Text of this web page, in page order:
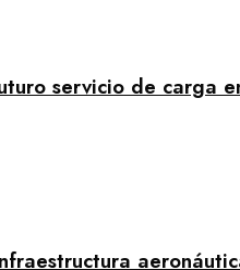
servicio de carga